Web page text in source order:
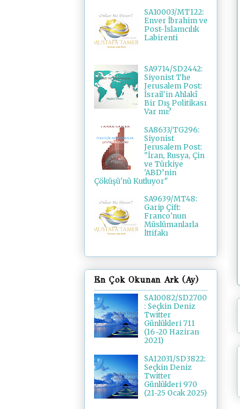
SA10003/MT122:
Enver İbrahim ve
Post-İslamcılık
Labirenti
SA9714/SD2442:
Siyonist The
Jerusalem Post:
İsrail'in Ahlakî
Bir Dış Politikası
Var mı?
SA8633/TG296:
Siyonist
Jerusalem Post:
"İran, Rusya, Çin
ve Türkiye
'ABD’nin
Çöküşü'nü Kutluyor"
SA9639/MT48:
Garip Çift:
Franco'nun
Müslümanlarla
İttifakı
En Çok Okunan Ark (Ay)
SA10082/SD2700
: Seçkin Deniz
Twitter
Günlükleri 711
(16-20 Haziran
2021)
SA12031/SD3822:
Seçkin Deniz
Twitter
Günlükleri 970
(21-25 Ocak 2025)